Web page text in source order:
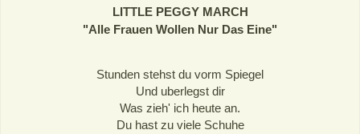
LITTLE PEGGY MARCH
"Alle Frauen Wollen Nur Das Eine"
Stunden stehst du vorm Spiegel
Und uberlegst dir
Was zieh' ich heute an.
Du hast zu viele Schuhe